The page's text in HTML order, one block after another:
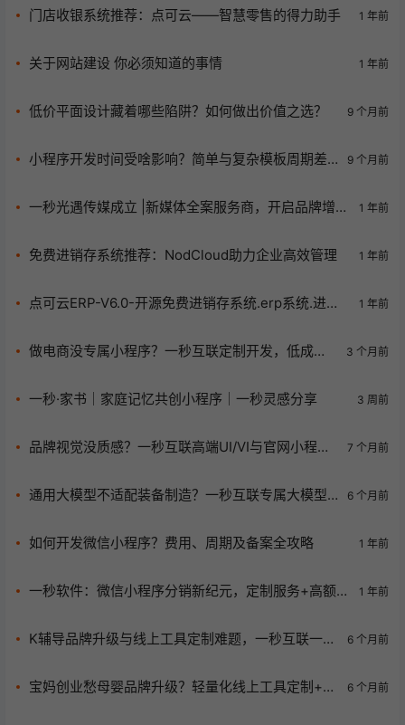
门店收银系统推荐：点可云——智慧零售的得力助手 1 年前
关于网站建设 你必须知道的事情 1 年前
低价平面设计藏着哪些陷阱？如何做出价值之选？ 9 个月前
小程序开发时间受啥影响？简单与复杂模板周期差
9 个月前
一秒光遇传媒成立 |新媒体全案服务商，开启品牌增长
1 年前
免费进销存系统推荐：NodCloud助力企业高效管理 1 年前
点可云ERP-V6.0-开源免费进销存系统.erp系统.进销
1 年前
做电商没专属小程序？一秒互联定制开发，低成本
3 个月前
一秒·家书｜家庭记忆共创小程序｜一秒灵感分享 3 周前
品牌视觉没质感？一秒互联高端UI/VI与官网小程序
7 个月前
通用大模型不适配装备制造？一秒互联专属大模型
6 个月前
如何开发微信小程序？费用、周期及备案全攻略 1 年前
一秒软件：微信小程序分销新纪元，定制服务+高额返
1 年前
K辅导品牌升级与线上工具定制难题，一秒互联一体
6 个月前
宝妈创业愁母婴品牌升级？轻量化线上工具定制+一
6 个月前